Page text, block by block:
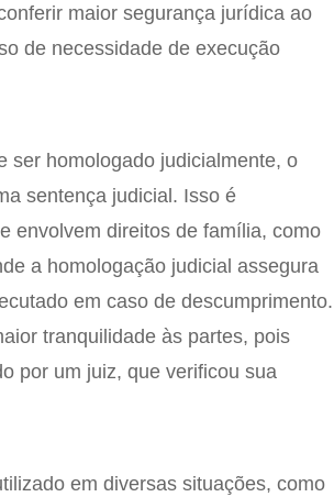
maior segurança jurídica ao
de necessidade de execução
ser homologado judicialmente, o
sentença judicial. Isso é
envolvem direitos de família, como
a homologação judicial assegura
em caso de descumprimento.
tranquilidade às partes, pois
por um juiz, que verificou sua
em diversas situações, como